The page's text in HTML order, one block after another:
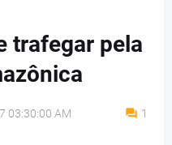
trafegar pela
03:30:00 AM 1